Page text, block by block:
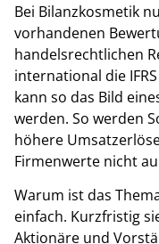
Bei Bilanzkosmetik
vorhandenen
handelsrechtlichen
international die
kann so das Bild
werden. So werden
höhere
Firmenwerte nicht
Warum ist das
einfach. Kurzfristig
Aktionäre und